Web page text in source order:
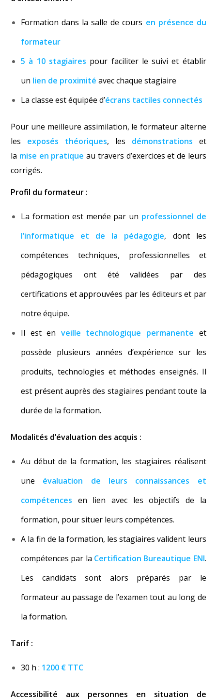
Formation dans la salle de cours en présence du
formateur
5 à 10 stagiaires pour faciliter le suivi et établir
un lien de proximitéavec chaque stagiaire
La classe est équipée d’écrans tactiles connectés
Pour une meilleure assimilation, le formateur alterne
les exposés théoriques, les démonstrations et
la mise en pratique au travers d’exercices et de leurs
corrigés.
Profil du formateur :
La formation est menée par un professionnel de
l’informatique et de la pédagogie, dont les
compétences techniques, professionnelles et
pédagogiques ont été validées par des
certifications et approuvées par les éditeurs et par
notre équipe.
Il est en veille technologique permanente et
possède plusieurs années d’expérience sur les
produits, technologies et méthodes enseignés. Il
est présent auprès des stagiaires pendant toute la
durée de la formation.
Modalités d’évaluation des acquis :
Au début de la formation, les stagiaires réalisent
une évaluation de leurs connaissances et
compétences en lien avec les objectifs de la
formation, pour situer leurs compétences.
A la fin de la formation, les stagiaires valident leurs
compétences par la Certification Bureautique ENI.
Les candidats sont alors préparés par le
formateur au passage de l’examen tout au long de
la formation.
Tarif :
30 h : 1200 € TTC
Accessibilité aux personnes en situation de